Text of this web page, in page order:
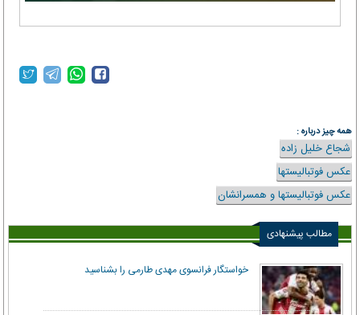
همه چیز درباره :
شجاع خلیل زاده
عکس فوتبالیستها
عکس فوتبالیستها و همسرانشان
مطالب پیشنهادی
خواستگار فرانسوی مهدی طارمی را بشناسید